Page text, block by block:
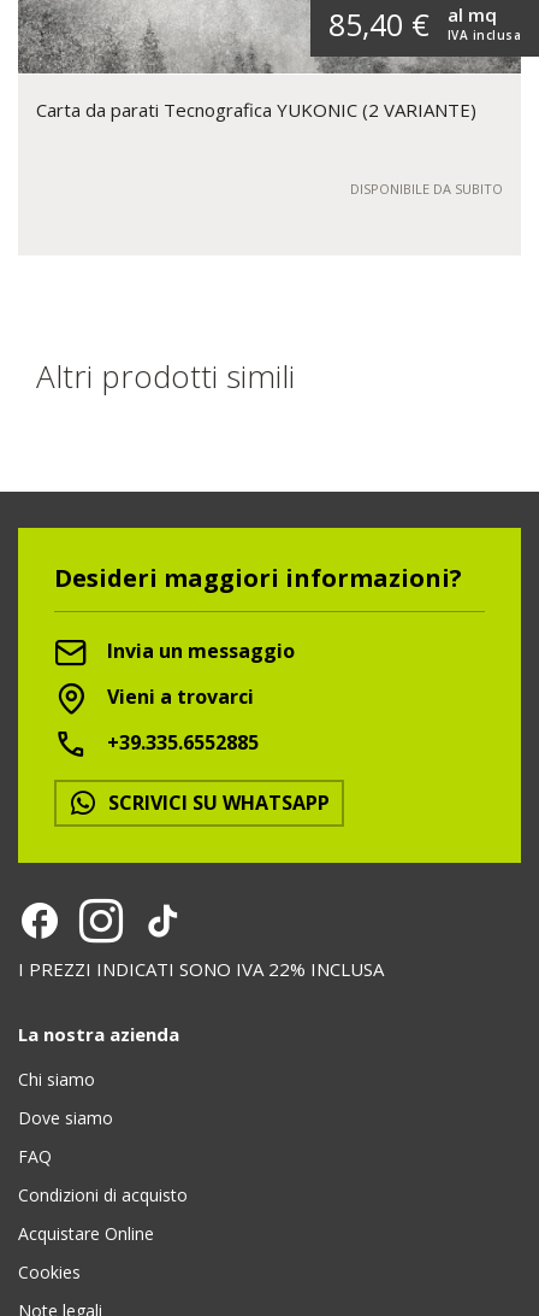
85,40 € IVA inclusa
al mq
Carta da parati Tecnografica YUKONIC (2 VARIANTE)
DISPONIBILE DA SUBITO
Altri prodotti simili
Desideri maggiori informazioni?
Invia un messaggio
Vieni a trovarci
+39.335.6552885
SCRIVICI SU WHATSAPP
I PREZZI INDICATI SONO IVA 22% INCLUSA
La nostra azienda
Chi siamo
Dove siamo
FAQ
Condizioni di acquisto
Acquistare Online
Cookies
Note legali